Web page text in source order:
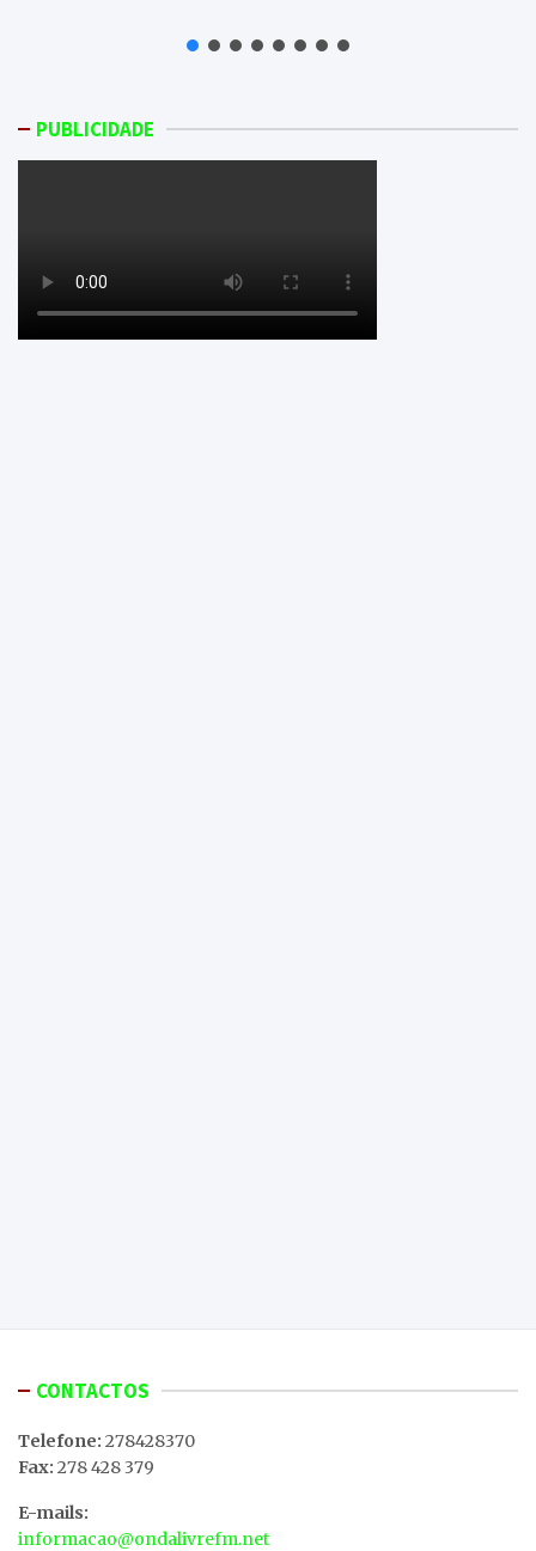
PUBLICIDADE
CONTACTOS
Telefone: 278428370
Fax: 278 428 379
E-mails:
informacao@ondalivrefm.net